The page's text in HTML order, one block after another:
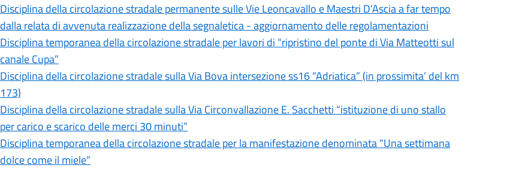
Disciplina della circolazione stradale permanente sulle Vie Leoncavallo e Maestri D’Ascia a far tempo
dalla relata di avvenuta realizzazione della segnaletica - aggiornamento delle regolamentazioni
Disciplina temporanea della circolazione stradale per lavori di “ripristino del ponte di Via Matteotti sul
canale Cupa”
Disciplina della circolazione stradale sulla Via Bova intersezione ss16 “Adriatica” (in prossimita’ del km
173)
Disciplina della circolazione stradale sulla Via Circonvallazione E. Sacchetti “istituzione di uno stallo
per carico e scarico delle merci 30 minuti”
Disciplina temporanea della circolazione stradale per la manifestazione denominata “Una settimana
dolce come il miele”